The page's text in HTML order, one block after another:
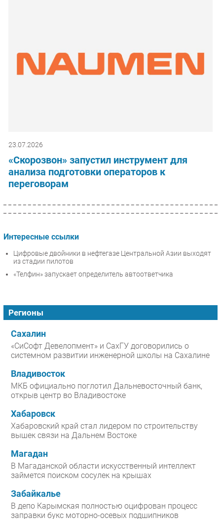
23.07.2026
«Скорозвон» запустил инструмент для
анализа подготовки операторов к
переговорам
Интересные ссылки
Цифровые двойники в нефтегазе Центральной Азии выходят
из стадии пилотов
«Телфин» запускает определитель автоответчика
Регионы
Сахалин
«СиСофт Девелопмент» и СахГУ договорились о
системном развитии инженерной школы на Сахалине
Владивосток
МКБ официально поглотил Дальневосточный банк,
открыв центр во Владивостоке
Хабаровск
Хабаровский край стал лидером по строительству
вышек связи на Дальнем Востоке
Магадан
В Магаданской области искусственный интеллект
займется поиском сосулек на крышах
Забайкалье
В депо Карымская полностью оцифрован процесс
заправки букс моторно-осевых подшипников